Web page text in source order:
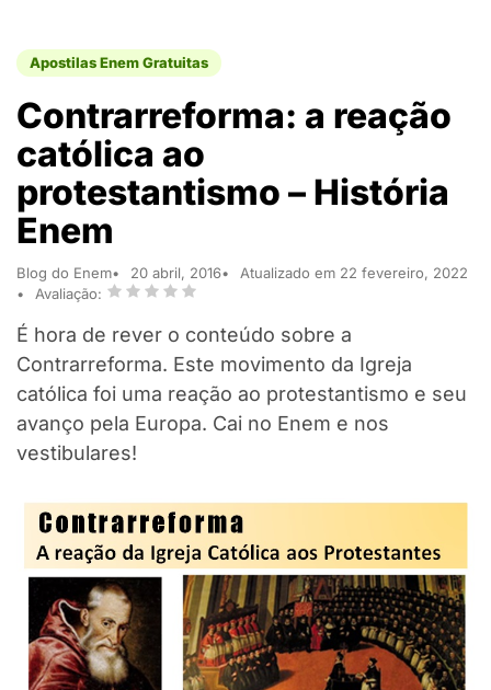
Apostilas Enem Gratuitas
Contrarreforma: a reação
católica ao
protestantismo – História
Enem
Blog do Enem 20 abril, 2016
Atualizado em 22 fevereiro, 2022
Avaliação:
É hora de rever o conteúdo sobre a
Contrarreforma. Este movimento da Igreja
católica foi uma reação ao protestantismo e seu
avanço pela Europa. Cai no Enem e nos
vestibulares!